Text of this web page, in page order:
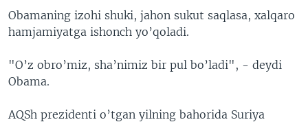
Obamaning izohi shuki, jahon sukut saqlasa, xalqaro
hamjamiyatga ishonch yo’qoladi.
"O’z obro’miz, sha’nimiz bir pul bo’ladi", - deydi
Obama.
AQSh prezidenti o’tgan yilning bahorida Suriya